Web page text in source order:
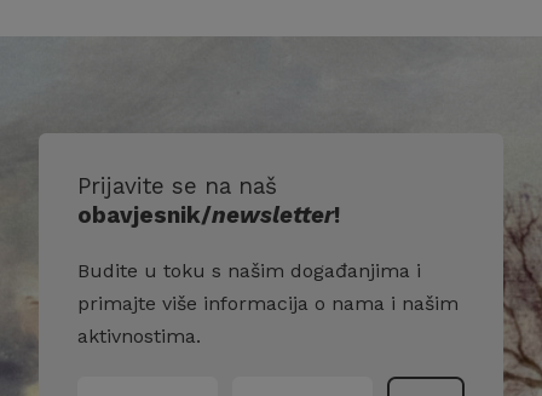
Prijavite se na naš
obavjesnik/newsletter!
Budite u toku s našim događanjima i
primajte više informacija o nama i našim
aktivnostima.